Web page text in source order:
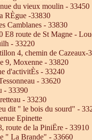
du vieux moulin - 33450
RÈgue -33830
Camblanes - 33830
E8 route de St Magne -
- 33220
4, chemin de Cazeaux-
9, Moxenne - 33820
d'activitÈs - 33240
- 33620
- 33390
- 33230
dit " le bois du sourd" -
Epinette
route de la PiniËre - 33910
" La Brande" - 33660